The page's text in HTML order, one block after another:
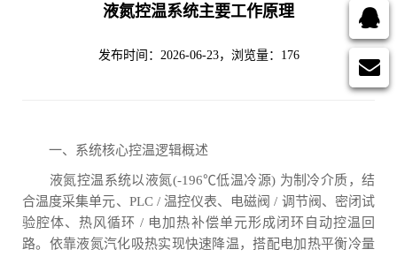
液氮控温系统主要工作原理
发布时间：2026-06-23，浏览量：176
一、系统核心控温逻辑概述
液氮控温系统以液氮(-196℃低温冷源) 为制冷介质，结
合温度采集单元、PLC / 温控仪表、电磁阀 / 调节阀、密闭试
验腔体、热风循环 / 电加热补偿单元形成闭环自动控温回
路。依靠液氮汽化吸热实现快速降温，搭配电加热平衡冷量